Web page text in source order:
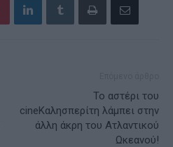
Το αστέρι του
cineΚαλησπερίτη λάμπει στην
άλλη άκρη του Ατλαντικού
Ωκεανού!